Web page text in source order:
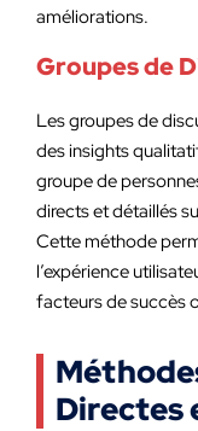
améliorations.
Groupes de
Les groupes de
des insights
groupe de
directs et détaillés
Cette méthode
l’expérience
facteurs de succès
Directes